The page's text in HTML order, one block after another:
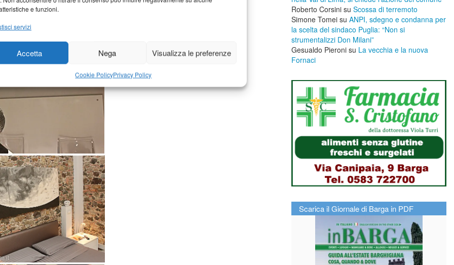
e funzioni.
servizi
Accetta Nega Visualizza le preferenze
Cookie PolicyPrivacy Policy
Roberto Corsini su Scossa di terremoto
Simone Tomei su ANPI, sdegno e condanna per
la scelta del sindaco Puglia: “Non si
strumentalizzi Don Milani”
Gesualdo Pieroni su La vecchia e la nuova
Fornaci
Scarica il Giornale di Barga in PDF